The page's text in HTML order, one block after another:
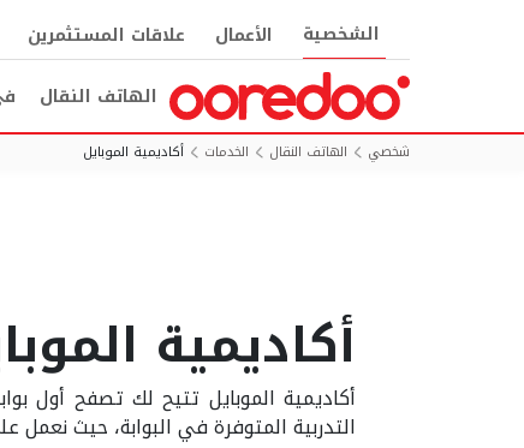
الشخصية الأعمال علاقات المستثمرين
الهاتف النقال
شخصي الهاتف النقال الخدمات أكاديمية الموبايل
أكاديمية
أكاديمية الموبايل تتيح لك تصفح أول
التدربية المتوفرة في البوابة، حيث نعمل